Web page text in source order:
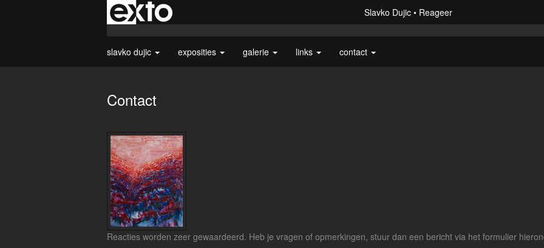
Slavko Dujic Reageer
slavko dujic exposities galerie links contact
Contact
Reacties worden zeer gewaardeerd. Heb je vragen of opmerkingen, stuur dan een bericht via het formulier